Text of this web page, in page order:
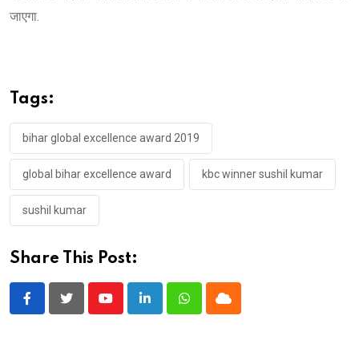
जाएगा.
Tags:
bihar global excellence award 2019
global bihar excellence award kbc winner sushil kumar
sushil kumar
Share This Post:
YoutubeLinkedInWhatsappCloud